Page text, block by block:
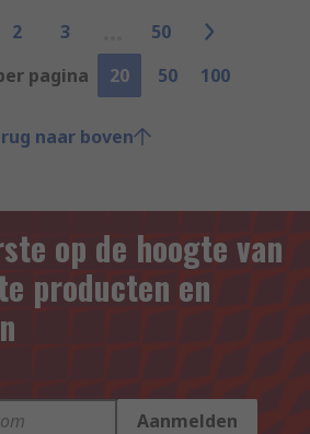
2 3
50
pagina
20 50 100
naar boven
op de hoogte van
producten en
Aanmelden